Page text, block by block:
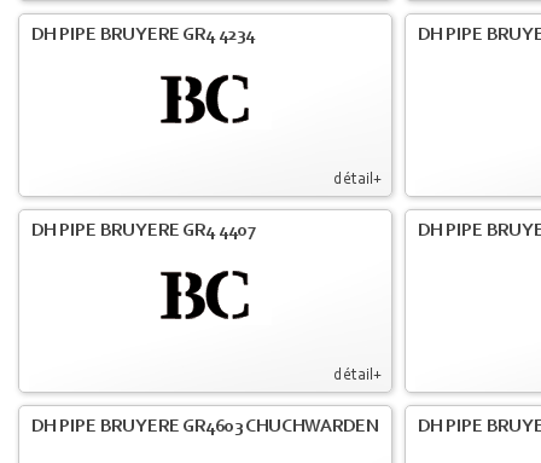
détail+
DH PIPE BRUYERE GR4 4234 DH PIPE
détail+
DH PIPE BRUYERE GR4 4407 DH PIPE
DH PIPE BRUYERE GR4603 CHUCHWARDEN DH PIPE